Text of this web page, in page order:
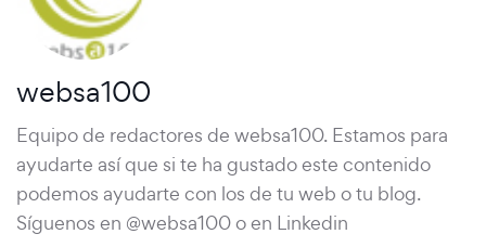
websa100
Equipo de redactores de websa100. Estamos para
ayudarte así que si te ha gustado este contenido
podemos ayudarte con los de tu web o tu blog.
Síguenos en @websa100 o en Linkedin